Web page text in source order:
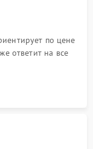
по цене
ответит на все